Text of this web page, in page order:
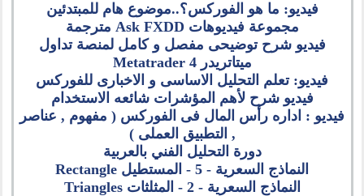
فيديو: ما هو الفوركس؟..موضوع هام للمبتدئين
مجموعة فيديوهات Ask FXDD مترجمة
فيديو شرح توضيحى مفصل و كامل لمنصة تداول
ميتاتريدر4
Metatrader
فيديو: تعلم التحليل الاساسى و الاخبارى للفوركس
فيديو شرح لأهم المؤشرات شائعه الاستخدام
فيديو : اداره رأس المال فى الفوركس ( مفهوم , عناصر
, التطبيق العملى )
دورة التحليل الفني بالعربية
النماذج السعرية - 5 - المستطيل Rectangle
النماذج السعرية - 2 - المثلثات Triangles